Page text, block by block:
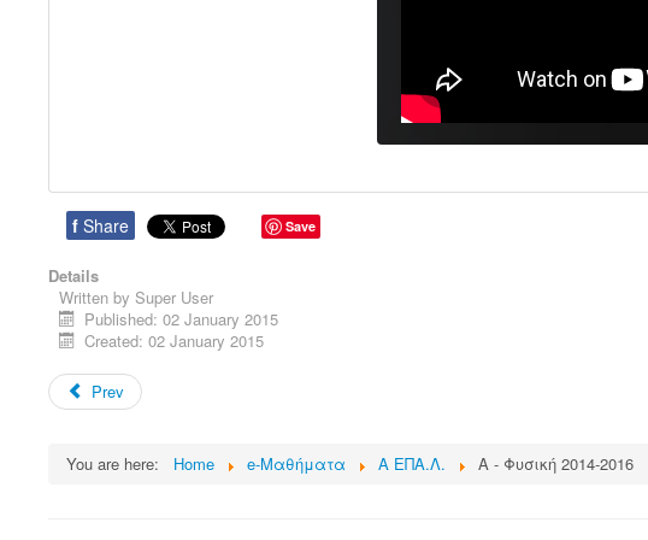
f Share Save
Details
Written by Super User
Published: 02 January 2015
Created: 02 January 2015
Prev
You are here: Home e-Μαθήματα Α ΕΠΑ.Λ. Α - Φυσική 2014-2016